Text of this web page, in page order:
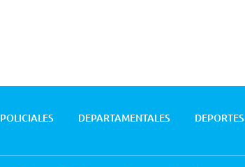
POLICIALES DEPARTAMENTALES DEPORTES